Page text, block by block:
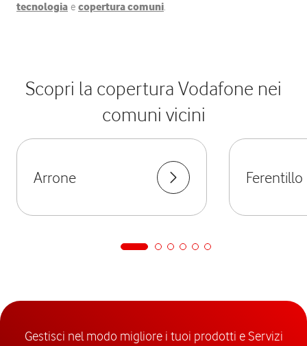
tecnologia e copertura comuni.
Scopri la copertura Vodafone nei
comuni vicini
Arrone Ferentillo
Gestisci nel modo migliore i tuoi prodotti e Servizi